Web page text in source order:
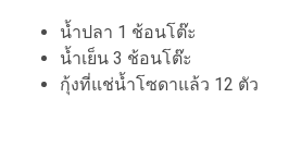
น้ำปลา 1 ช้อนโต๊ะ
น้ำเย็น 3 ช้อนโต๊ะ
กุ้งที่แช่น้ำโซดาแล้ว 12 ตัว